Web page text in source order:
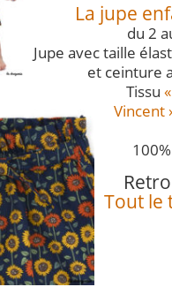
La jupe
du 2
Jupe avec taille
et ceinture
Tissu
Vincent
Tout le